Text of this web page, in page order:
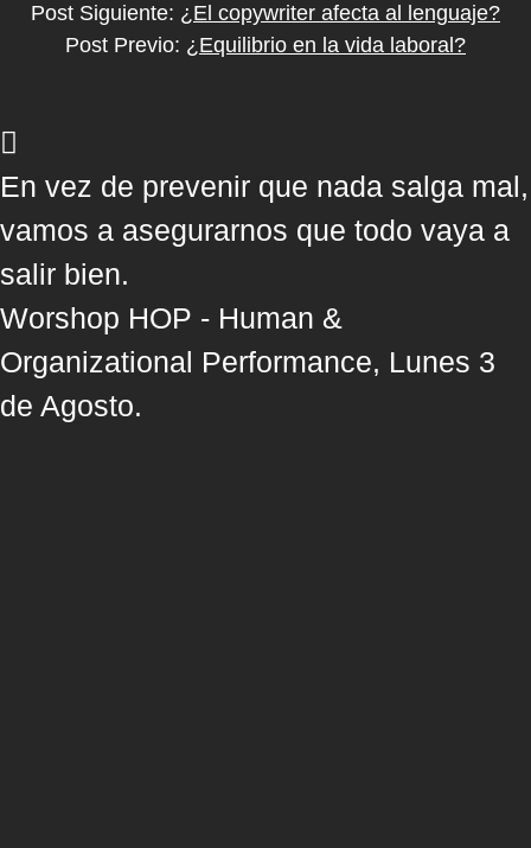
Post Siguiente: ¿El copywriter afecta al lenguaje?
Post Previo: ¿Equilibrio en la vida laboral?
En vez de prevenir que nada salga mal,
vamos a asegurarnos que todo vaya a
salir bien.
Worshop HOP - Human &
Organizational Performance, Lunes 3
de Agosto.